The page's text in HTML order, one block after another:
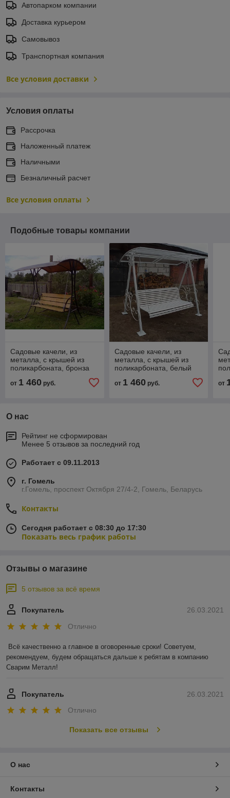
Автопарком компании
Доставка курьером
Самовывоз
Транспортная компания
Все условия доставки
Условия оплаты
Рассрочка
Наложенный платеж
Наличными
Безналичный расчет
Все условия оплаты
Подобные товары компании
Садовые качели, из
металла, с крышей из
поликарбоната, бронза
от 1 460 руб.
Садовые качели, из
металла, с крышей из
поликарбоната, белый
от 1 460руб. от
О нас
Рейтинг не сформирован
Менее 5 отзывов за последний год
Работает с 09.11.2013
г. Гомель
г.Гомель, проспект Октября 27/4-2, Гомель, Беларусь
Контакты
Сегодня работает с 08:30 до 17:30
Показать весь график работы
Отзывы о магазине
5 отзывов за всё время
26.03.2021
Покупатель
Отлично
Всё качественно а главное в оговоренные сроки! Советуем,
рекомендуем, будем обращаться дальше к ребятам в компанию
Сварим Металл!
26.03.2021
Покупатель
Отлично
Показать все отзывы
О нас
Контакты